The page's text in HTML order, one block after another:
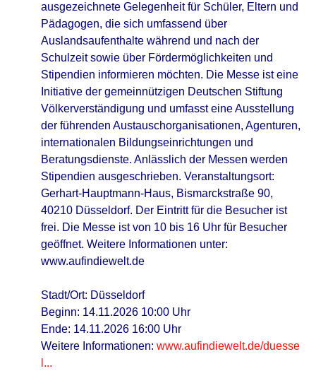
ausgezeichnete Gelegenheit für Schüler, Eltern und
Pädagogen, die sich umfassend über
Auslandsaufenthalte während und nach der
Schulzeit sowie über Fördermöglichkeiten und
Stipendien informieren möchten. Die Messe ist eine
Initiative der gemeinnützigen Deutschen Stiftung
Völkerverständigung und umfasst eine Ausstellung
der führenden Austauschorganisationen, Agenturen,
internationalen Bildungseinrichtungen und
Beratungsdienste. Anlässlich der Messen werden
Stipendien ausgeschrieben. Veranstaltungsort:
Gerhart-Hauptmann-Haus, Bismarckstraße 90,
40210 Düsseldorf. Der Eintritt für die Besucher ist
frei. Die Messe ist von 10 bis 16 Uhr für Besucher
geöffnet. Weitere Informationen unter:
www.aufindiewelt.de
Stadt/Ort: Düsseldorf
Beginn: 14.11.2026 10:00 Uhr
Ende: 14.11.2026 16:00 Uhr
Weitere Informationen: www.aufindiewelt.de/duesse
l...